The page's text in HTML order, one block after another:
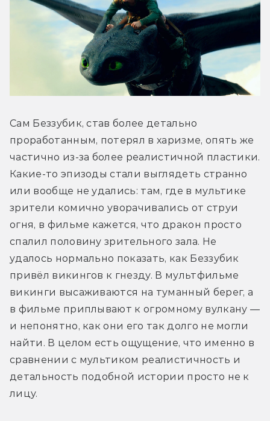
Сам Беззубик, став более детально
проработанным, потерял в харизме, опять же
частично из-за более реалистичной пластики.
Какие-то эпизоды стали выглядеть странно
или вообще не удались: там, где в мультике
зрители комично уворачивались от струи
огня, в фильме кажется, что дракон просто
спалил половину зрительного зала. Не
удалось нормально показать, как Беззубик
привёл викингов к гнезду. В мультфильме
викинги высаживаются на туманный берег, а
в фильме приплывают к огромному вулкану —
и непонятно, как они его так долго не могли
найти. В целом есть ощущение, что именно в
сравнении с мультиком реалистичность и
детальность подобной истории просто не к
лицу.